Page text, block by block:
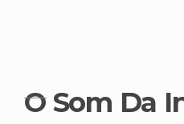
O Som Da